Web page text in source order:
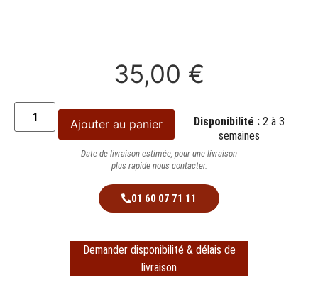
35,00 €
Ajouter au panier Disponibilité : 2 à 3
semaines
Date de livraison estimée, pour une livraison
plus rapide nous contacter.
01 60 07 71 11
Demander disponibilité & délais de
livraison